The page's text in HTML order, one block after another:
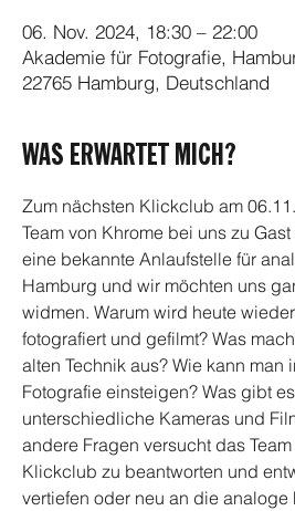
06. Nov. 2024, 18:30 – 22:00
Akademie für Fotografie,
22765 Hamburg, Deutschland
WAS ERWARTET MICH?
Zum nächsten Klickclub am
Team von Khrome bei uns zu
eine bekannte Anlaufstelle für
Hamburg und wir möchten uns
widmen. Warum wird heute
fotografiert und gefilmt? Was
alten Technik aus? Wie kann man
Fotografie einsteigen? Was gibt
unterschiedliche Kameras und
andere Fragen versucht das
Klickclub zu beantworten und
vertiefen oder neu an die analoge